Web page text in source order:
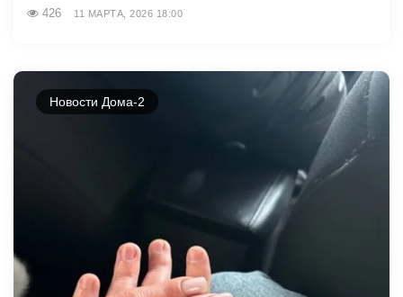
426 11 МАРТА, 2026 18:00
Новости Дома-2